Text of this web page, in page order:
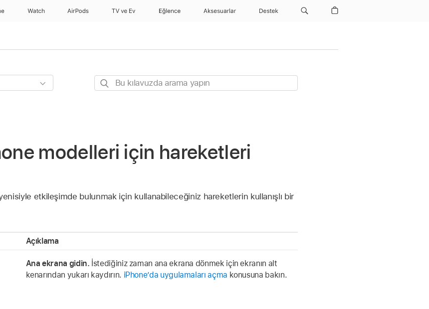
Watch AirPods TV ve Ev Eğlence Aksesuarlar Destek
Bu
modelleri için hareketleri
etkileşimde bulunmak için kullanabileceğiniz hareketlerin kullanışlı bir
Açıklama
Ana ekrana gidin. İstediğiniz zaman ana ekrana dönmek için ekranın alt
kenarından yukarı kaydırın. iPhone’da uygulamaları açma konusuna bakın.